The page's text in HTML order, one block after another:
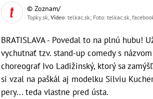
© Zoznam/
Topky.sk, Video: telkac.sk; Foto: telkac.sk,
BRATISLAVA - Povedal to na plnú hubu!
vychutnať tzv. stand-up comedy s
choreograf Ivo Ladižinský, ktorý sa
si vzal na paškál aj modelku Silviu
pery... teda vlastne pred ústa.